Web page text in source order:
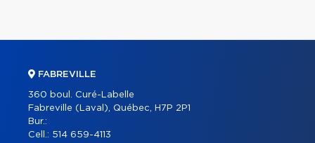
FABREVILLE
360 boul. Curé-Labelle
Fabreville (Laval), Québec, H7P 2P1
Bur.:
Cell.: 514 659-4113